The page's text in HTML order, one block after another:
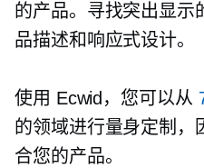
的产品。寻找突出显示
品描述和响应式设计。
使用 Ecwid，您可以从
的领域进行量身定制，
合您的产品。